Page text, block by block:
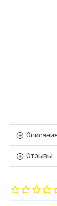
Описание
Отзывы